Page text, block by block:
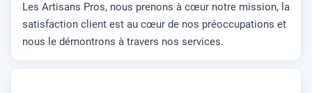
Les Artisans Pros, nous prenons à cœur notre mission, la
satisfaction client est au cœur de nos préoccupations et
nous le démontrons à travers nos services.